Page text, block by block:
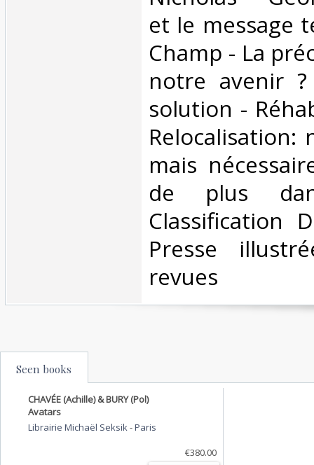
et le message
Champ - La
notre avenir
solution -
Relocalisation:
mais
de plus
Classification
Presse
revues‎
Seen books
CHAVÉE (Achille) & BURY (Pol)
Avatars
Librairie Michaël Seksik -Paris
€380.00